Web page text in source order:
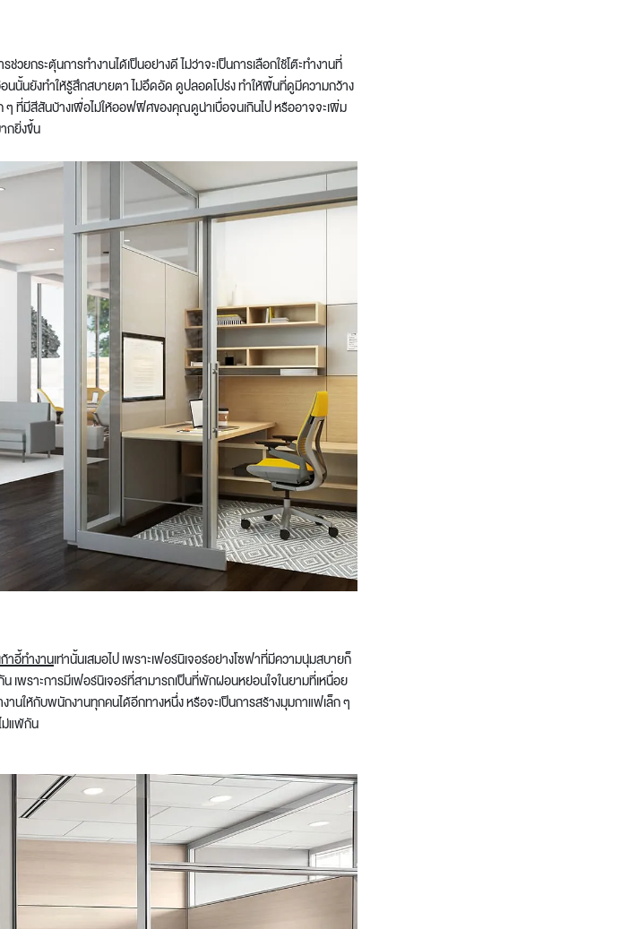
ช่วยกระตุ้นการทำงานได้เป็นอย่างดีไม่ว่าจะเป็นการเลือกใช้โต๊ะทำงานที่
นนั้นยังทำให้รู้สึกสบายตาไม่อึดอัด ดูปลอดโปร่ง ทำให้พื้นที่ดูมีความกว้าง
ๆ ที่มีสีสันบ้างเพื่อไม่ให้ออฟฟิศของคุณดูน่าเบื่อจนเกินไปหรืออาจจะเพิ่ม
กยิ่งขึ้น
ก้าอี้ทำงานเท่านั้นเสมอไปเพราะเฟอร์นิเจอร์อย่างโซฟาที่มีความนุ่มสบายก็
เพราะการมีเฟอร์นิเจอร์ที่สามารถเป็นที่พักผ่อนหย่อนใจในยามที่เหนื่อย
านให้กับพนักงานทุกคนได้อีกทางหนึ่งหรือจะเป็นการสร้างมุมกาแฟเล็ก ๆ
ม่แพ้กัน